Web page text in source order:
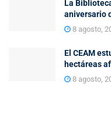
La
aniversario
8 agosto,
El CEAM
hectáreas
8 agosto,